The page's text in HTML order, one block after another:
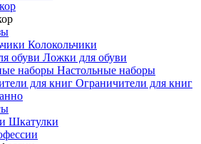
Колокольчики
Ложки для обуви
Настольные наборы
Ограничители для книг
Шкатулки